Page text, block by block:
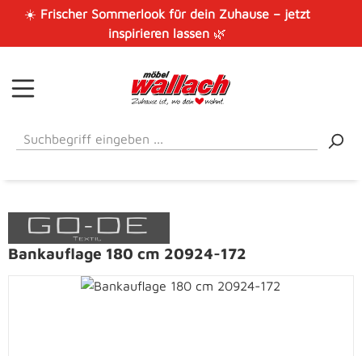
Zum Hauptinhalt springen
☀️ Frischer Sommerlook für dein Zuhause – jetzt
inspirieren lassen🌿
Bildergalerie überspringen
Bankauflage 180 cm 20924-172